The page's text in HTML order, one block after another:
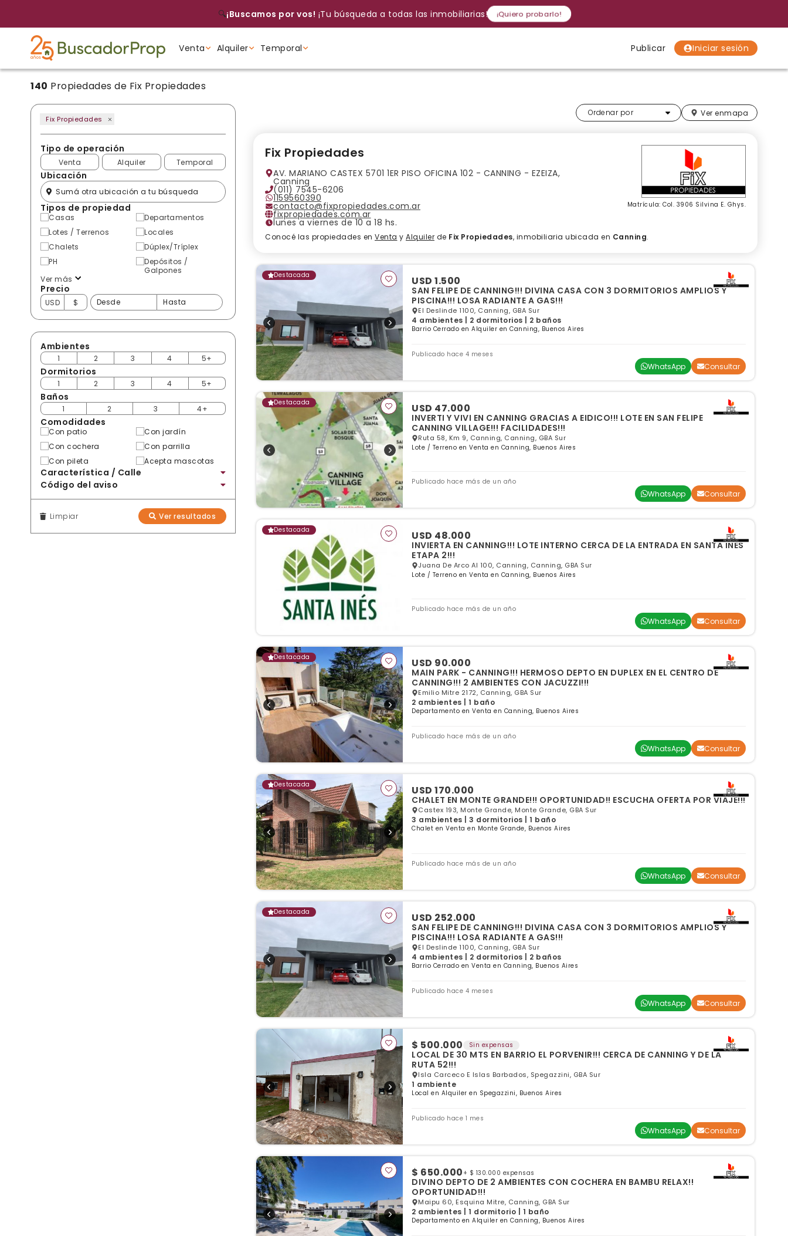
🔍¡Buscamos por vos! ¡Tu búsqueda a todas las inmobiliarias! ¡Quiero probarlo!
Venta
Tipo de propiedad
Alquiler
Tipo de propiedad
Temporal
Tipo de propiedad
Publicar Iniciar sesión
Cancelar Si, eliminar
Gracias
140 Propiedades de Fix Propiedades
Fix Propiedades
Tipo de operación
Venta Alquiler Temporal
Ubicación
Tipos de propiedad
Casas
Departamentos
Lotes / Terrenos
Locales
Chalets
Dúplex/Tríplex
PH
Depósitos /
Galpones
Ver más
Precio
USD $
Ambientes
1 2 3 4 5+
Dormitorios
1 2 3 4 5+
Baños
1 2 3 4+
Comodidades
Con patio
Con jardín
Con cochera
Con parrilla
Con pileta
Acepta mascotas
Característica / Calle
Código del aviso
Limpiar Ver resultados
Ordenar por
Más relevantes Ver enmapa
Fix Propiedades
AV. MARIANO CASTEX 5701 1ER PISO OFICINA 102 - CANNING - EZEIZA,
Canning
(011) 7545-6206
1159560390
contacto@fixpropiedades.com.ar
fixpropiedades.com.ar
lunes a viernes de 10 a 18 hs.
Matrícula: Col. 3906 Silvina E. Ghys.
Conocé las propiedades en Venta y Alquiler de Fix Propiedades, inmobiliaria ubicada en Canning.
Destacada USD 1.500
SAN FELIPE DE CANNING!!! DIVINA CASA CON 3 DORMITORIOS AMPLIOS Y
PISCINA!!! LOSA RADIANTE A GAS!!!
El Deslinde 1100, Canning, GBA Sur
4 ambientes | 2 dormitorios | 2 baños
Barrio Cerrado en Alquiler en Canning, Buenos Aires
Publicado hace 4 meses
WhatsApp Consultar
Destacada USD 47.000
INVERTI Y VIVI EN CANNING GRACIAS A EIDICO!!! LOTE EN SAN FELIPE
CANNING VILLAGE!!! FACILIDADES!!!
Ruta 58, Km 9, Canning, Canning, GBA Sur
Lote / Terreno en Venta en Canning, Buenos Aires
Publicado hace más de un año
WhatsApp Consultar
Destacada USD 48.000
INVIERTA EN CANNING!!! LOTE INTERNO CERCA DE LA ENTRADA EN SANTA INES
ETAPA 2!!!
Juana De Arco Al 100, Canning, Canning, GBA Sur
Lote / Terreno en Venta en Canning, Buenos Aires
Publicado hace más de un año
WhatsApp Consultar
Destacada USD 90.000
MAIN PARK - CANNING!!! HERMOSO DEPTO EN DUPLEX EN EL CENTRO DE
CANNING!!! 2 AMBIENTES CON JACUZZI!!!
Emilio Mitre 2172, Canning, GBA Sur
2 ambientes | 1 baño
Departamento en Venta en Canning, Buenos Aires
Publicado hace más de un año
WhatsApp Consultar
Destacada USD 170.000
CHALET EN MONTE GRANDE!!! OPORTUNIDAD!! ESCUCHA OFERTA POR VIAJE!!!
Castex 193, Monte Grande, Monte Grande, GBA Sur
3 ambientes | 3 dormitorios | 1 baño
Chalet en Venta en Monte Grande, Buenos Aires
Publicado hace más de un año
WhatsApp Consultar
Destacada USD 252.000
SAN FELIPE DE CANNING!!! DIVINA CASA CON 3 DORMITORIOS AMPLIOS Y
PISCINA!!! LOSA RADIANTE A GAS!!!
El Deslinde 1100, Canning, GBA Sur
4 ambientes | 2 dormitorios | 2 baños
Barrio Cerrado en Venta en Canning, Buenos Aires
Publicado hace 4 meses
WhatsApp Consultar
$ 500.000 Sin expensas
LOCAL DE 30 MTS EN BARRIO EL PORVENIR!!! CERCA DE CANNING Y DE LA
RUTA 52!!!
Isla Carceco E Islas Barbados, Spegazzini, GBA Sur
1 ambiente
Local en Alquiler en Spegazzini, Buenos Aires
Publicado hace 1 mes
WhatsApp Consultar
$ 650.000 + $ 130.000 expensas
DIVINO DEPTO DE 2 AMBIENTES CON COCHERA EN BAMBU RELAX!!
OPORTUNIDAD!!!
Maipu 60, Esquina Mitre, Canning, GBA Sur
2 ambientes | 1 dormitorio | 1 baño
Departamento en Alquiler en Canning, Buenos Aires